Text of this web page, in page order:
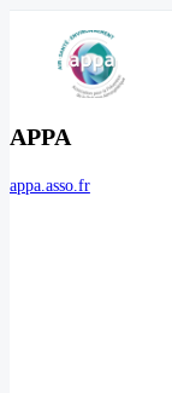
APPA
appa.asso.fr